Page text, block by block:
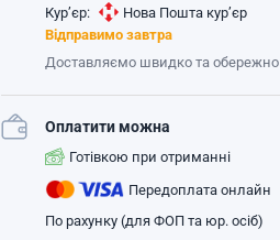
Кур’єр:
Нова Пошта кур’єр
Відправимо завтра
Доставляємо швидко та обережно
Оплатити можна
Готівкою при отриманні
Передоплата онлайн
По рахунку (для ФОП та юр. осіб)